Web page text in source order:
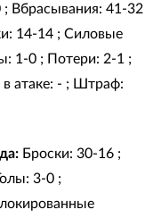
; Вбрасывания: 41-32
14-14 ; Силовые
1-0 ; Потери: 2-1 ;
атаке: - ; Штраф:
Броски: 30-16 ;
3-0 ;